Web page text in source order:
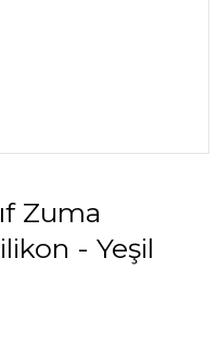
Zuma
- Yeşil